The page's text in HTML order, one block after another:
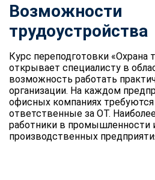
Возможности
трудоустройства
Курс переподготовки «Охрана
открывает специалисту в
возможность работать
организации. На каждом
офисных компаниях требуются
ответственные за ОТ.
работники в промышленности
производственных